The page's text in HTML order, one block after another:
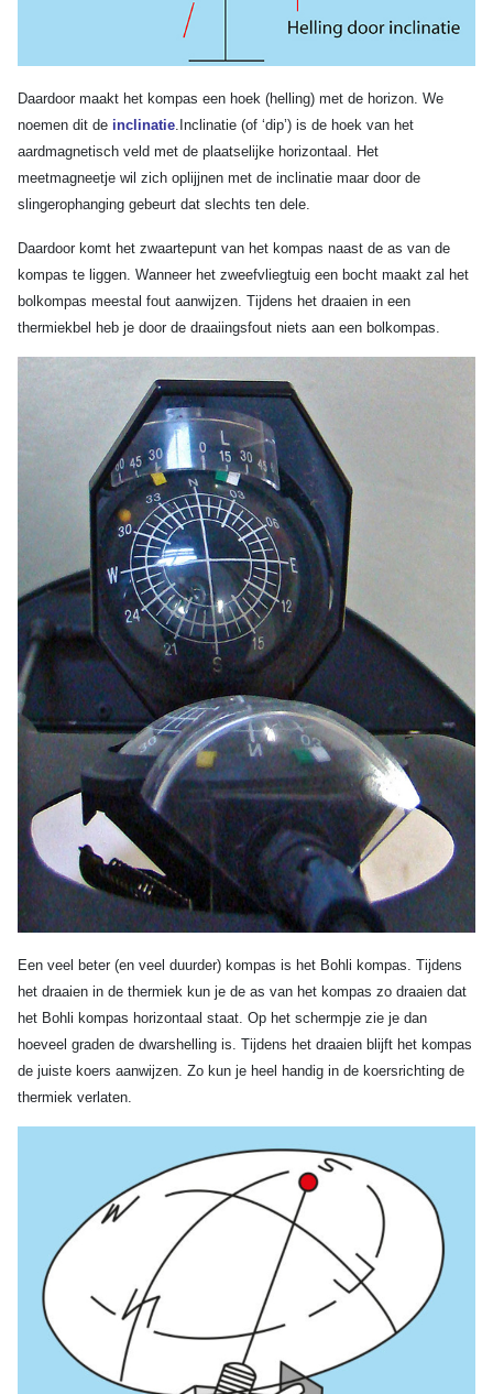
Daardoor maakt het kompas een hoek (helling) met de horizon. We
noemen dit de inclinatie.Inclinatie (of ‘dip’) is de hoek van het
aardmagnetisch veld met de plaatselijke horizontaal. Het
meetmagneetje wil zich oplijjnen met de inclinatie maar door de
slingerophanging gebeurt dat slechts ten dele.
Daardoor komt het zwaartepunt van het kompas naast de as van de
kompas te liggen. Wanneer het zweefvliegtuig een bocht maakt zal het
bolkompas meestal fout aanwijzen. Tijdens het draaien in een
thermiekbel heb je door de draaiingsfout niets aan een bolkompas.
Een veel beter (en veel duurder) kompas is het Bohli kompas. Tijdens
het draaien in de thermiek kun je de as van het kompas zo draaien dat
het Bohli kompas horizontaal staat. Op het schermpje zie je dan
hoeveel graden de dwarshelling is. Tijdens het draaien blijft het kompas
de juiste koers aanwijzen. Zo kun je heel handig in de koersrichting de
thermiek verlaten.